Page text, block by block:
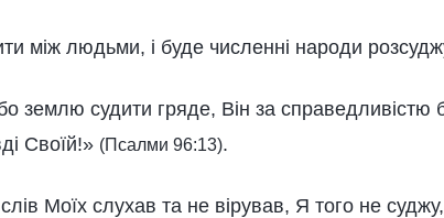
між людьми, і буде численні народи
землю судити гряде, Він за справедливістю
Своїй!» (Псалми 96:13).
Моїх слухав та не вірував, Я того не